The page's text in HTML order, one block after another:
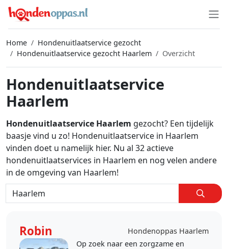
Home
Hondenuitlaatservice gezocht
Hondenuitlaatservice gezocht Haarlem
Overzicht
Hondenuitlaatservice
Haarlem
Hondenuitlaatservice Haarlem gezocht? Een tijdelijk
baasje vind u zo! Hondenuitlaatservice in Haarlem
vinden doet u namelijk hier. Nu al 32 actieve
hondenuitlaatservices in Haarlem en nog velen andere
in de omgeving van Haarlem!
Robin
Hondenoppas Haarlem
Op zoek naar een zorgzame en